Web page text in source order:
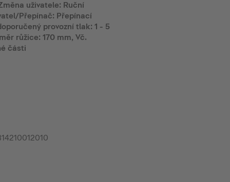
uživatele: Ruční
Přepínač: Přepínací
provozní tlak: 1 - 5
růžice: 170 mm, Vč.
části